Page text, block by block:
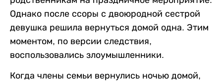
Однако после ссоры с двоюродной сестрой
девушка решила вернуться домой одна. Этим
моментом, по версии следствия,
воспользовались злоумышленники.
Когда члены семьи вернулись ночью домой,